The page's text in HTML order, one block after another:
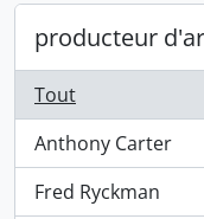
producteur
Tout
Anthony Carter
, 1715 résultats
Fred Ryckman
, 116 résultats